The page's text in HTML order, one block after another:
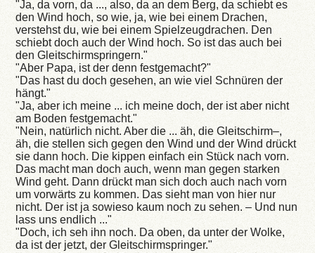
"Ja, da vorn, da ..., also, da an dem Berg, da schiebt es
den Wind hoch, so wie, ja, wie bei einem Drachen,
verstehst du, wie bei einem Spielzeugdrachen. Den
schiebt doch auch der Wind hoch. So ist das auch bei
den Gleitschirmspringern."
"Aber Papa, ist der denn festgemacht?"
"Das hast du doch gesehen, an wie viel Schnüren der
hängt."
"Ja, aber ich meine ... ich meine doch, der ist aber nicht
am Boden festgemacht."
"Nein, natürlich nicht. Aber die ... äh, die Gleitschirm–,
äh, die stellen sich gegen den Wind und der Wind drückt
sie dann hoch. Die kippen einfach ein Stück nach vorn.
Das macht man doch auch, wenn man gegen starken
Wind geht. Dann drückt man sich doch auch nach vorn
um vorwärts zu kommen. Das sieht man von hier nur
nicht. Der ist ja sowieso kaum noch zu sehen. – Und nun
lass uns endlich ..."
"Doch, ich seh ihn noch. Da oben, da unter der Wolke,
da ist der jetzt, der Gleitschirmspringer."